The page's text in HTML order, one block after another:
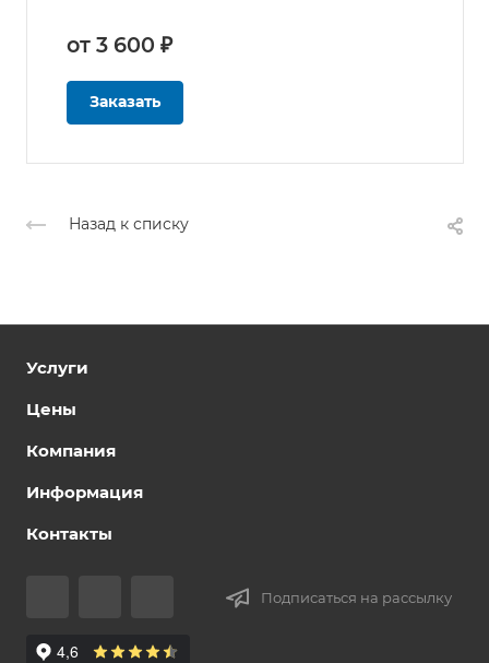
от 3 600 ₽
Заказать
Назад к списку
Услуги
Цены
Компания
Информация
Контакты
Подписаться на рассылку